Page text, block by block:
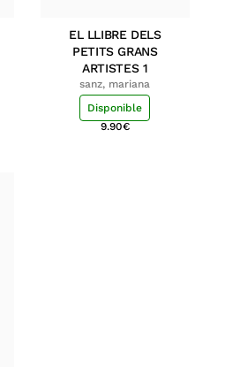
EL LLIBRE DELS
PETITS GRANS
ARTISTES 1
sanz, mariana
Disponible
9.90€